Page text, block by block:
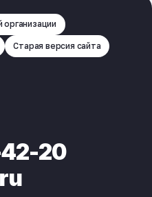
Старая версия сайта
42-20